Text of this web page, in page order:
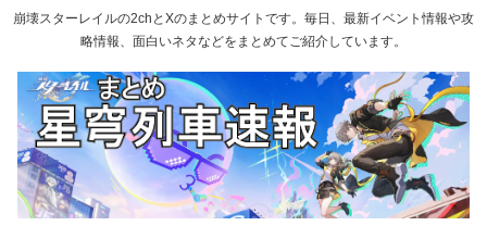
崩壊スターレイルの2chとXのまとめサイトです。毎日、最新イベント情報や攻
略情報、面白いネタなどをまとめてご紹介しています。